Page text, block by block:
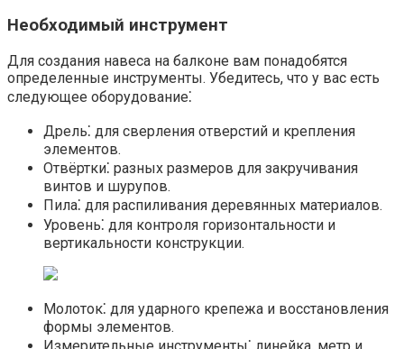
Необходимый инструмент
Для создания навеса на балконе вам понадобятся
определенные инструменты.​ Убедитесь, что у вас есть
следующее оборудование⁚
Дрель⁚ для сверления отверстий и крепления
элементов.​
Отвёртки⁚ разных размеров для закручивания
винтов и шурупов.​
Пила⁚ для распиливания деревянных материалов.​
Уровень⁚ для контроля горизонтальности и
вертикальности конструкции.​
Молоток⁚ для ударного крепежа и восстановления
формы элементов.​